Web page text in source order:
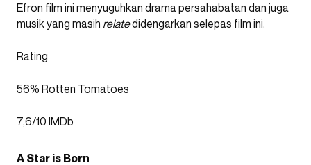
Efron film ini menyuguhkan drama persahabatan dan juga
musik yang masih relatedidengarkan selepas film ini.
Rating
56% Rotten Tomatoes
7,6/10 IMDb
A Star is Born